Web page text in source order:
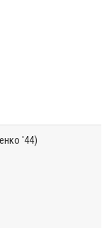
'44)